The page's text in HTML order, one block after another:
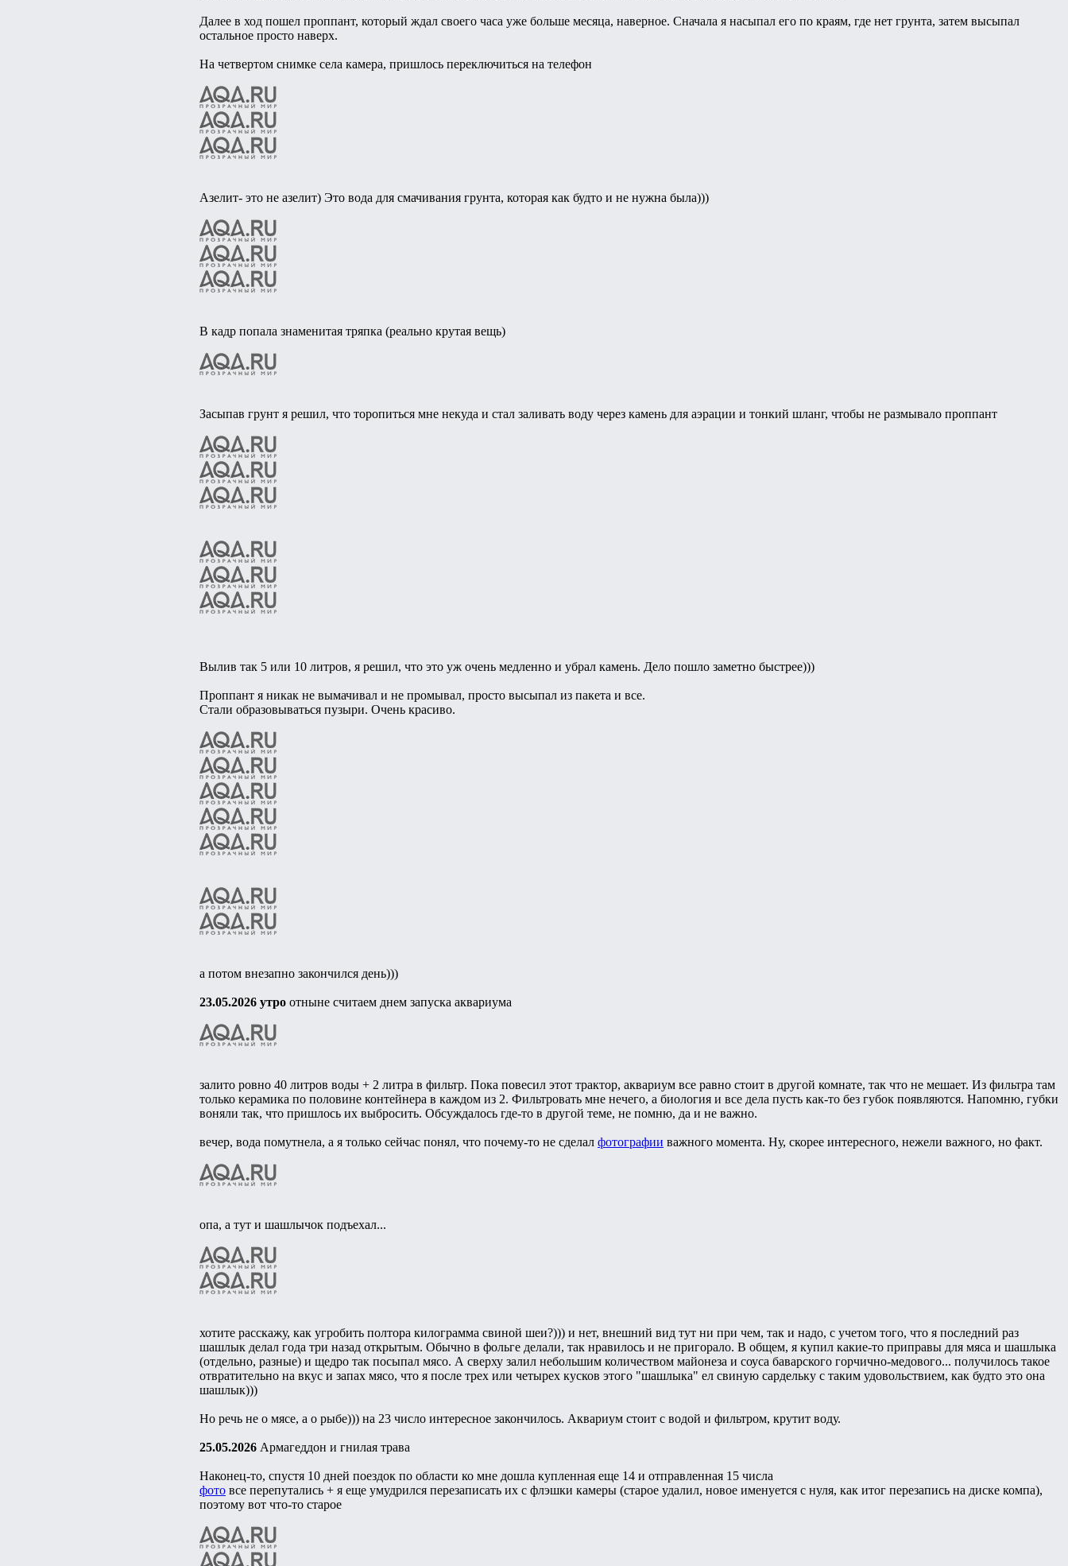
Далее в ход пошел проппант, который ждал своего часа уже больше месяца, наверное. Сначала я насыпал его по краям, где нет грунта, затем высыпал
остальное просто наверх.
На четвертом снимке села камера, пришлось переключиться на телефон
Азелит- это не азелит) Это вода для смачивания грунта, которая как будто и не нужна была)))
В кадр попала знаменитая тряпка (реально крутая вещь)
Засыпав грунт я решил, что торопиться мне некуда и стал заливать воду через камень для аэрации и тонкий шланг, чтобы не размывало проппант
Вылив так 5 или 10 литров, я решил, что это уж очень медленно и убрал камень. Дело пошло заметно быстрее)))
Проппант я никак не вымачивал и не промывал, просто высыпал из пакета и все.
Стали образовываться пузыри. Очень красиво.
а потом внезапно закончился день)))
23.05.2026 утро отныне считаем днем запуска аквариума
залито ровно 40 литров воды + 2 литра в фильтр. Пока повесил этот трактор, аквариум все равно стоит в другой комнате, так что не мешает. Из фильтра там
только керамика по половине контейнера в каждом из 2. Фильтровать мне нечего, а биология и все дела пусть как-то без губок появляются. Напомню, губки
воняли так, что пришлось их выбросить. Обсуждалось где-то в другой теме, не помню, да и не важно.
вечер, вода помутнела, а я только сейчас понял, что почему-то не сделал фотографии важного момента. Ну, скорее интересного, нежели важного, но факт.
опа, а тут и шашлычок подъехал...
хотите расскажу, как угробить полтора килограмма свиной шеи?))) и нет, внешний вид тут ни при чем, так и надо, с учетом того, что я последний раз
шашлык делал года три назад открытым. Обычно в фольге делали, так нравилось и не пригорало. В общем, я купил какие-то приправы для мяса и шашлыка
(отдельно, разные) и щедро так посыпал мясо. А сверху залил небольшим количеством майонеза и соуса баварского горчично-медового... получилось такое
отвратительно на вкус и запах мясо, что я после трех или четырех кусков этого "шашлыка" ел свиную сардельку с таким удовольствием, как будто это она
шашлык)))
Но речь не о мясе, а о рыбе))) на 23 число интересное закончилось. Аквариум стоит с водой и фильтром, крутит воду.
25.05.2026 Армагеддон и гнилая трава
Наконец-то, спустя 10 дней поездок по области ко мне дошла купленная еще 14 и отправленная 15 числа
фото все перепутались + я еще умудрился перезаписать их с флэшки камеры (старое удалил, новое именуется с нуля, как итог перезапись на диске компа),
поэтому вот что-то старое